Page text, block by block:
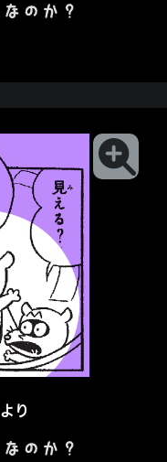
なのか？
より
なのか？